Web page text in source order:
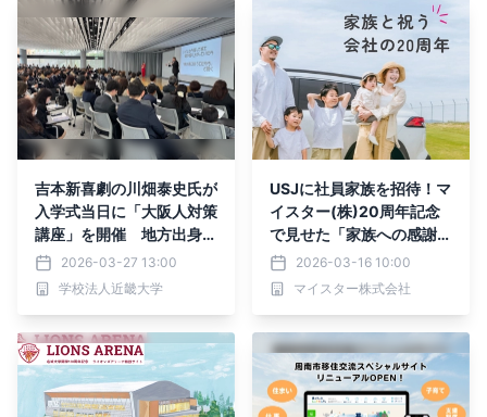
吉本新喜劇の川畑泰史氏が
入学式当日に「大阪人対策
講座」を開催 地方出身や
「ぼっち」の新入生に大阪
人あるあるや会話術を指導
2026-03-27 13:00
学校法人近畿大学
USJに社員家族を招待！マ
イスター(株)20周年記念
で見せた「家族への感謝」
の形2026-03-16 10:00
マイスター株式会社